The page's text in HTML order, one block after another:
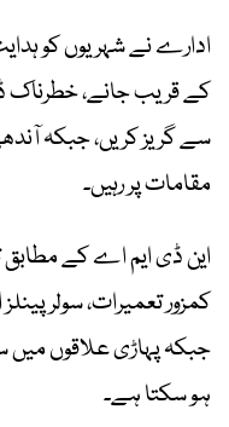
ادارے نے شہریوں کو
کے قریب جانے، خطرناک
سے گریز کریں، جبکہ
مقامات پر رہیں۔
این ڈی ایم اے کے مطابق
کمزور تعمیرات، سولر
جبکہ پہاڑی علاقوں میں
ہو سکتا ہے۔